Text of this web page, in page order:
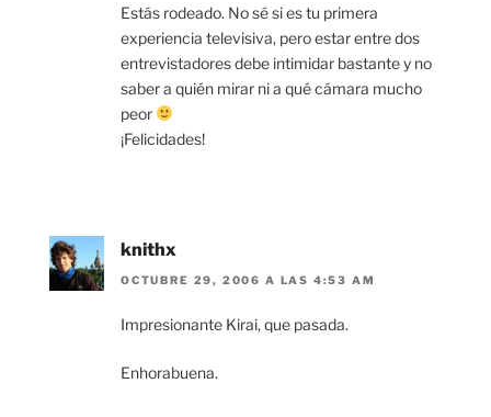
Estás rodeado. No sé si es tu primera
experiencia televisiva, pero estar entre dos
entrevistadores debe intimidar bastante y no
saber a quién mirar ni a qué cámara mucho
peor
¡Felicidades!
knithx
OCTUBRE 29, 2006 A LAS 4:53 AM
Impresionante Kirai, que pasada.
Enhorabuena.